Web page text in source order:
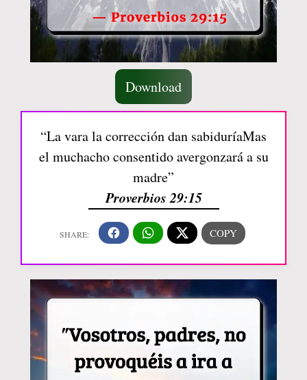
Download
“La vara la corrección dan sabiduríaMas
el muchacho consentido avergonzará a su
madre”
Proverbios 29:15